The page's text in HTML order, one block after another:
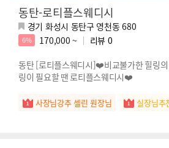
동탄-로티플스웨디시
경기 화성시 동탄구 영천동 680
6% 170,000 ~ 리뷰 0
동탄 [로티플스웨디시]❤️비교불가한 힐링
링이 필요할 땐 로티플스웨디시❤️
사장님강추 셀린 원장님 실장님추